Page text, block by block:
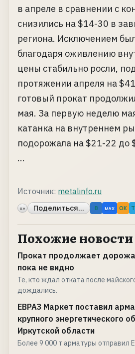
в апреле в сравнении с
снизились на $14-30 в
региона. Исключением
благодаря оживлению
цены стабильно росли,
протяжении апреля на
готовый прокат
мая. За первую неделю
катанка на внутреннем
подорожала на $21-22 до
...
Источник: metalinfo.ru
«» Поделиться... B MAX OK
Похожие новости
Прокат продолжает
пока не видно
Те, кто ждал отката после
дождались.
ЕВРАЗ Маркет поставил
крупного энергетического
Иркутской области
Более 9 000 т арматуры отправил